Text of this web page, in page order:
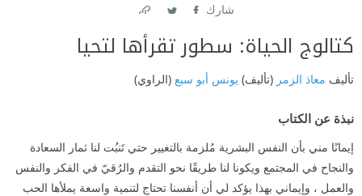
شارك
كتالوج الحياة: سطور تقرأها لتحيا
تأليف معاذ الزمر (تأليف) يونس أبو سبع (الراوي)
نبذة عن الكتاب
إيمانًا مني بأن النفس البشرية مُلزمة بالتغيير حتي تَنبُت لنا ثمار السعادة
والنجاح في المجتمع ويكونا لنا طريقًا نحو التقدم والرُقيّ في الفكر والنفس
والعمل ، وإيماني بهذا يؤكد لي أن أنفسنا تحتاج لتنمية واسعة يملأها الحب